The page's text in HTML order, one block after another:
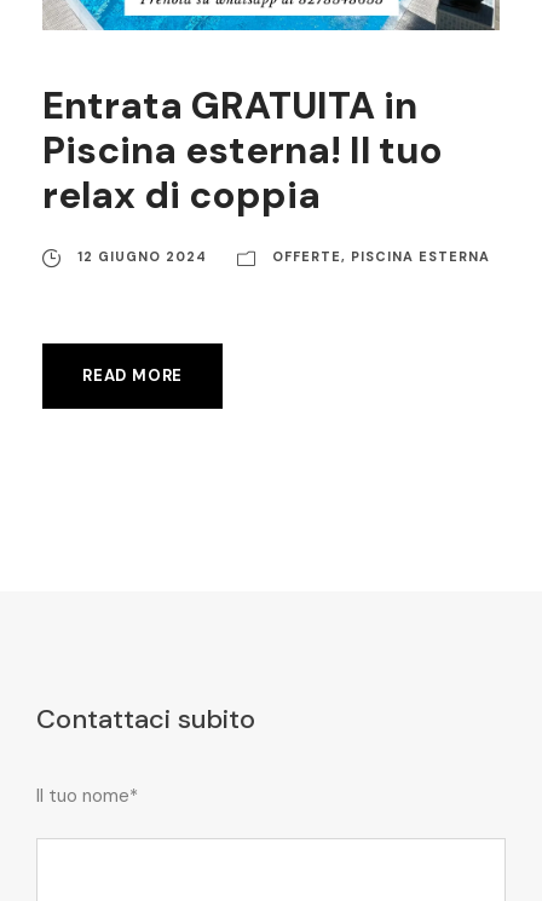
Entrata GRATUITA in
Piscina esterna! Il tuo
relax di coppia
12 GIUGNO 2024 OFFERTE, PISCINA ESTERNA
READ MORE
Contattaci subito
Il tuo nome*